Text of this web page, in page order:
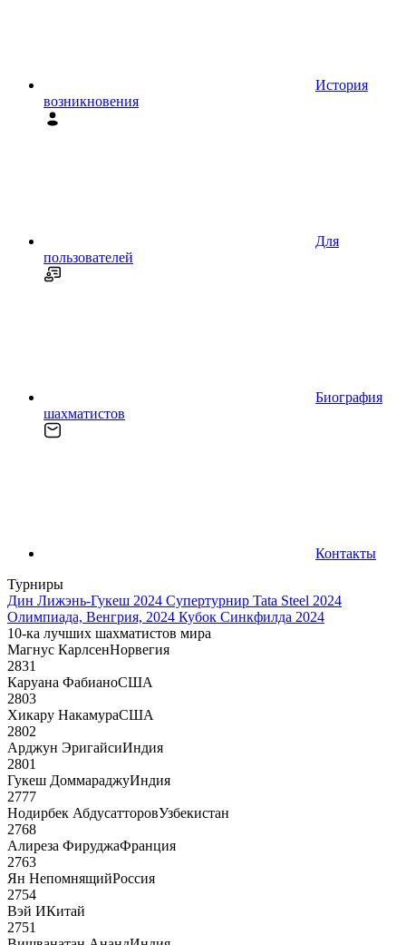
История
возникновения
Для
пользователей
Биография
шахматистов
Контакты
Турниры
Дин Лижэнь-Гукеш 2024 Супертурнир Tata Steel 2024
Олимпиада, Венгрия, 2024 Кубок Синкфилда 2024
10-ка лучших шахматистов мира
Магнус КарлсенНорвегия
2831
Каруана ФабианоСША
2803
Хикару НакамураСША
2802
Арджун ЭригайсиИндия
2801
Гукеш ДоммараджуИндия
2777
Нодирбек АбдусатторовУзбекистан
2768
Алиреза ФируджаФранция
2763
Ян НепомнящийРоссия
2754
Вэй ИКитай
2751